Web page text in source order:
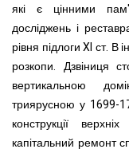
які є цінними
досліджень і
рівня підлоги XI ст. В
розкопи. Дзвіниця
вертикальною
триярусною у 1699-
конструкції
капітальний ремонт